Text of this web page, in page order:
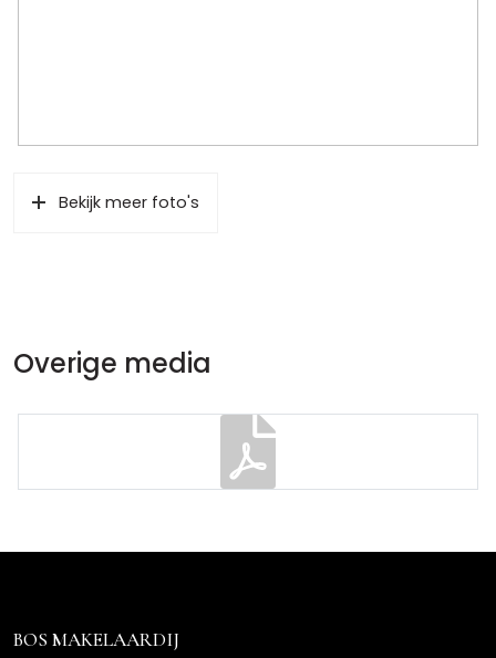
Bekijk meer foto's
Overige media
BOS MAKELAARDIJ